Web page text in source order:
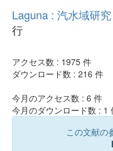
Laguna : 汽水域研
行
アクセス数 : 1975 件
ダウンロード数 : 216 件
今月のアクセス数 : 6 件
今月のダウンロード数 : 1
この文献の